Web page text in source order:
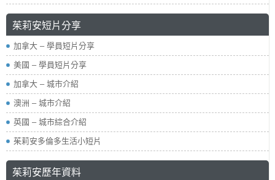
茱莉安短片分享
加拿大 – 學員短片分享
美國 – 學員短片分享
加拿大 – 城市介紹
澳洲 – 城市介紹
英國 – 城市綜合介紹
茱莉安多倫多生活小短片
茱莉安歷年資料